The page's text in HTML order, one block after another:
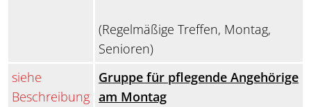
(Regelmäßige Treffen, Montag,
Senioren)
siehe
Beschreibung
Gruppe für pflegende Angehörige
am Montag